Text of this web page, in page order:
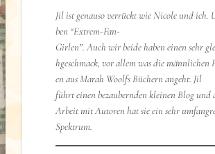
Jil ist genauso verrückt wie Nicole und ich.
ben “Extrem-Fan-
Girlen”. Auch wir beide haben einen sehr
hgeschmack, vor allem was die männlichen
en aus Marah Woolfs Büchern angeht. Jil
führt einen bezaubernden kleinen Blog
Arbeit mit Autoren hat sie ein sehr
Spektrum.